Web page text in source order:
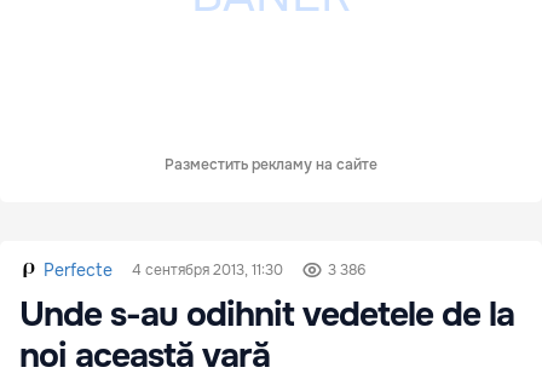
Разместить рекламу на сайте
Perfecte 4 сентября 2013, 11:30 3 386
Unde s-au odihnit vedetele de la
noi această vară